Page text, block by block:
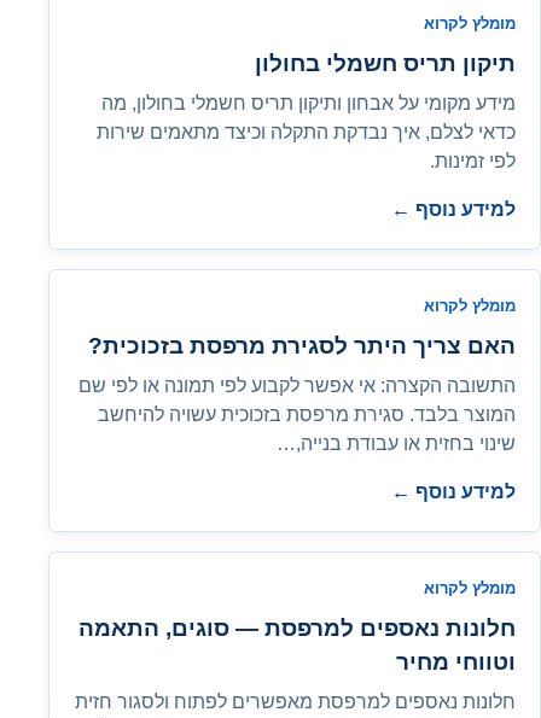
מומלץ לקרוא
תיקון תריס חשמלי בחולון
מידע מקומי על אבחון ותיקון תריס חשמלי בחולון, מה
כדאי לצלם, איך נבדקת התקלה וכיצד מתאמים שירות
לפי זמינות.
למידע נוסף ←
מומלץ לקרוא
האם צריך היתר לסגירת מרפסת בזכוכית?
התשובה הקצרה: אי אפשר לקבוע לפי תמונה או לפי שם
המוצר בלבד. סגירת מרפסת בזכוכית עשויה להיחשב
שינוי בחזית או עבודת בנייה,…
למידע נוסף ←
מומלץ לקרוא
חלונות נאספים למרפסת — סוגים, התאמה
וטווחי מחיר
חלונות נאספים למרפסת מאפשרים לפתוח ולסגור חזית